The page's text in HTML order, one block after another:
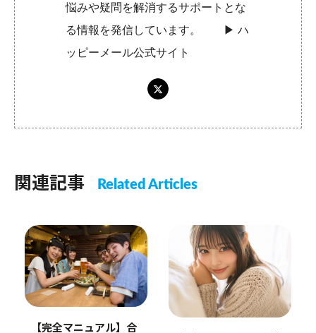
悩みや疑問を解消するサポートとな
る情報を発信しています。 ▶︎ハ
ッピーメール公式サイト
関連記事 Related Articles
【完全マニュアル】合